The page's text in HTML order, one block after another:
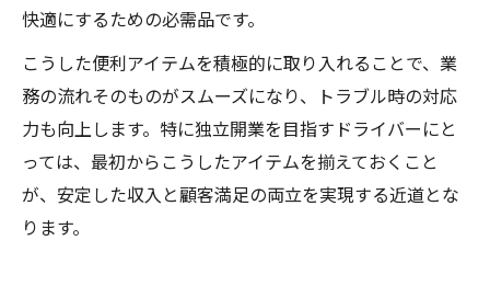
快適にするための必需品です。
こうした便利アイテムを積極的に取り入れることで、業
務の流れそのものがスムーズになり、トラブル時の対応
力も向上します。特に独立開業を目指すドライバーにと
っては、最初からこうしたアイテムを揃えておくこと
が、安定した収入と顧客満足の両立を実現する近道とな
ります。